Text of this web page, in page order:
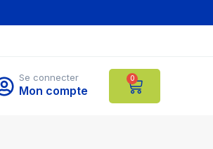
Se connecter
Mon compte
0